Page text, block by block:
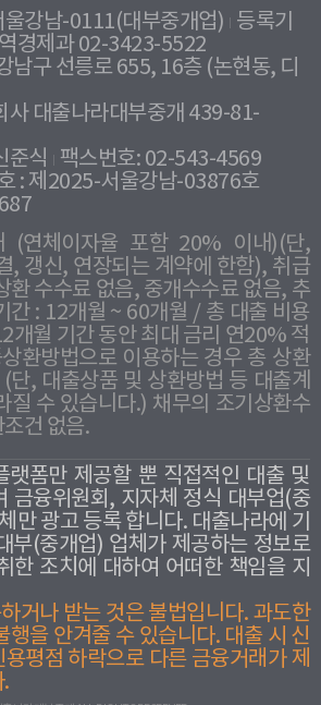
강남-0111(대부중개업) 등록기
경제과 02-3423-5522
남구 선릉로 655, 16층 (논현동, 디
사 대출나라대부중개 439-81-
준식
팩스번호: 02-543-4569
: 제2025-서울강남-03876호
(연체이자율 포함 20% 이내)(단,
, 갱신, 연장되는 계약에 한함), 취급
환 수수료 없음, 중개수수료 없음, 추
간 : 12개월 ~ 60개월 / 총 대출 비용
개월 기간 동안 최대 금리 연20% 적
환방법으로 이용하는 경우 총 상환
, 대출상품 및 상환방법 등 대출계
질 수 있습니다.) 채무의 조기상환수
건 없음.
랫폼만 제공할 뿐 직접적인 대출 및
금융위원회, 지자체 정식 대부업(중
만 광고 등록 합니다. 대출나라에 기
부(중개업) 업체가 제공하는 정보로
한 조치에 대하여 어떠한 책임을 지
거나 받는 것은 불법입니다. 과도한
행을 안겨줄 수 있습니다. 대출 시 신
평점 하락으로 다른 금융거래가 제